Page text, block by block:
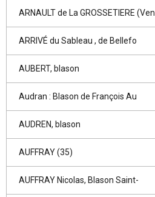
ARNAULT de La GROSSETIERE (Ven
ARRIVÉ du Sableau , de Bellefo
AUBERT, blason
Audran : Blason de François Au
AUDREN, blason
AUFFRAY (35)
AUFFRAY Nicolas, Blason Saint-